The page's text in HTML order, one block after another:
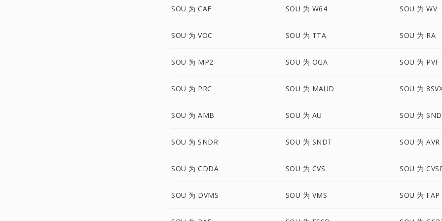
SOU 为 CAF SOU 为 W64 SOU 为 WV
SOU 为 VOC SOU 为 TTA SOU 为 RA
SOU 为 MP2 SOU 为 OGA SOU 为 PVF
SOU 为 PRC SOU 为 MAUD SOU 为
SOU 为 AMB SOU 为 AU SOU 为 SND
SOU 为 SNDR SOU 为 SNDT SOU 为 AVR
SOU 为 CDDA SOU 为 CVS SOU 为
SOU 为 DVMS SOU 为 VMS SOU 为 FAP